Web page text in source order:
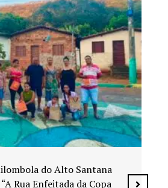
Cores” leva pinturas a
de Senador Canedo